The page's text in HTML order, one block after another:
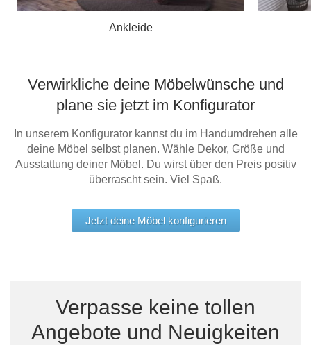
Ankleide
Verwirkliche deine Möbelwünsche und
plane sie jetzt im Konfigurator
In unserem Konfigurator kannst du im Handumdrehen alle
deine Möbel selbst planen. Wähle Dekor, Größe und
Ausstattung deiner Möbel. Du wirst über den Preis positiv
überrascht sein. Viel Spaß.
Jetzt deine Möbel konfigurieren
Verpasse keine tollen
Angebote und Neuigkeiten